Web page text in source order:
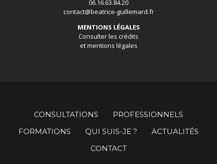
06.16.63.84.20
contact@beatrice-guillemard.fr
MENTIONS LÉGALES
Consulter les crédits
et mentions légales
CONSULTATIONS
PROFESSIONNELS
FORMATIONS
QUI SUIS-JE ?
ACTUALITÉS
CONTACT